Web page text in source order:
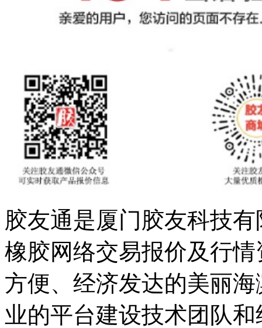
胶友通是厦门胶友科技
橡胶网络交易报价及行
方便、经济发达的美丽
业的平台建设技术团队